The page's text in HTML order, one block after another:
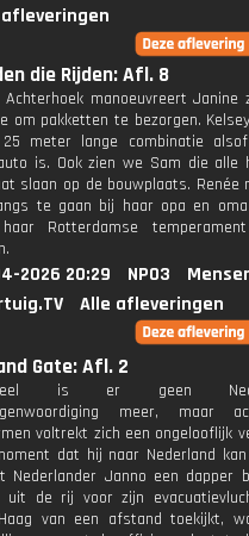
die Rijden: Afl. 8
Achterhoek manoeuvreert Janine
om pakketten te bezorgen.
meter lange combinatie
is. Ook zien we Sam die alle
slaan op de bouwplaats. Renée
te gaan bij haar opa en
Rotterdamse
2026 20:29 NPO3
Alle afleveringen
Gate: Afl. 2
is er geen
meer, maar
voltrekt zich een ongelooflijk
dat hij naar Nederland
Nederlander Janno een dapper
uit de rij voor zijn
van een afstand toekijkt,